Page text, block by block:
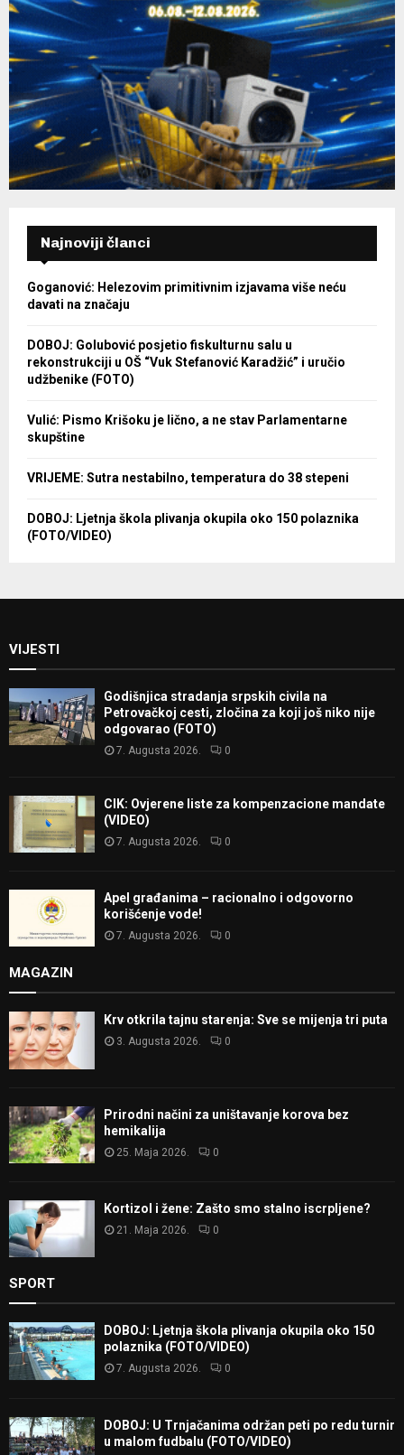
Najnoviji članci
Goganović: Helezovim primitivnim izjavama više neću
davati na značaju
DOBOJ: Golubović posjetio fiskulturnu salu u
rekonstrukciji u OŠ “Vuk Stefanović Karadžić” i uručio
udžbenike (FOTO)
Vulić: Pismo Krišoku je lično, a ne stav Parlamentarne
skupštine
VRIJEME: Sutra nestabilno, temperatura do 38 stepeni
DOBOJ: Ljetnja škola plivanja okupila oko 150 polaznika
(FOTO/VIDEO)
VIJESTI
Godišnjica stradanja srpskih civila na
Petrovačkoj cesti, zločina za koji još niko nije
odgovarao (FOTO)
7. Augusta 2026. 0
CIK: Ovjerene liste za kompenzacione mandate
(VIDEO)
7. Augusta 2026. 0
Apel građanima – racionalno i odgovorno
korišćenje vode!
7. Augusta 2026. 0
MAGAZIN
Krv otkrila tajnu starenja: Sve se mijenja tri puta
3. Augusta 2026. 0
Prirodni načini za uništavanje korova bez
hemikalija
25. Maja 2026. 0
Kortizol i žene: Zašto smo stalno iscrpljene?
21. Maja 2026. 0
SPORT
DOBOJ: Ljetnja škola plivanja okupila oko 150
polaznika (FOTO/VIDEO)
7. Augusta 2026. 0
DOBOJ: U Trnjačanima održan peti po redu turnir
u malom fudbalu (FOTO/VIDEO)